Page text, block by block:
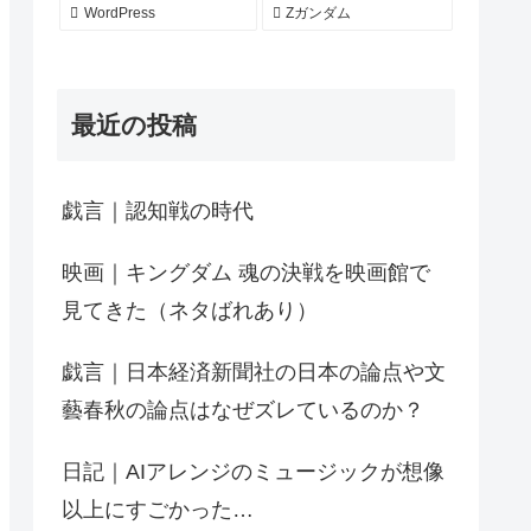
WordPress Zガンダム
最近の投稿
戯言｜認知戦の時代
映画｜キングダム 魂の決戦を映画館で
見てきた（ネタばれあり）
戯言｜日本経済新聞社の日本の論点や文
藝春秋の論点はなぜズレているのか？
日記｜AIアレンジのミュージックが想像
以上にすごかった…